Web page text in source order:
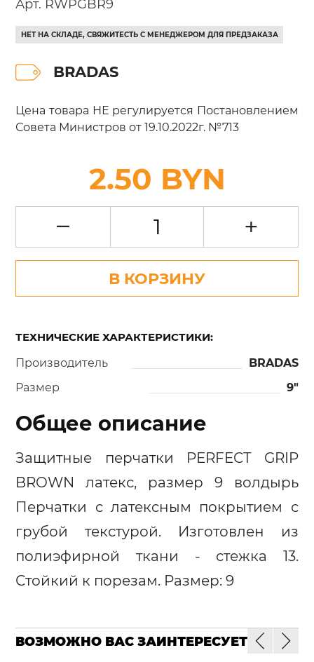
Арт. RWPGBR9
НЕТ НА СКЛАДЕ, СВЯЖИТЕСТЬ С МЕНЕДЖЕРОМ ДЛЯ ПРЕДЗАКАЗА
BRADAS
Цена товара НЕ регулируется Постановлением
Совета Министров от 19.10.2022г. №713
2.50 BYN
+
–
В КОРЗИНУ
ТЕХНИЧЕСКИЕ ХАРАКТЕРИСТИКИ:
Производитель
BRADAS
Размер
9"
Общее описание
Защитные перчатки PERFECT GRIP
BROWN латекс, размер 9 волдырь
Перчатки с латексным покрытием с
грубой текстурой. Изготовлен из
полиэфирной ткани - стежка 13.
Стойкий к порезам. Размер: 9
ВОЗМОЖНО ВАС ЗАИНТЕРЕСУЕТ